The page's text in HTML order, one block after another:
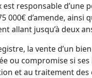
responsable d’une
000€ d’amende, ainsi
allant jusqu’à deux
la vente d’un
ou compromise si
et au traitement des